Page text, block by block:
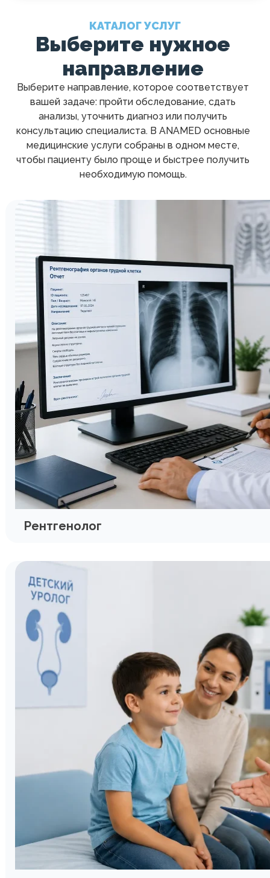
КАТАЛОГ УСЛУГ
Выберите нужное
направление
Выберите направление, которое соответствует
вашей задаче: пройти обследование, сдать
анализы, уточнить диагноз или получить
консультацию специалиста. В ANAMED основные
медицинские услуги собраны в одном месте,
чтобы пациенту было проще и быстрее получить
необходимую помощь.
Рентгенолог